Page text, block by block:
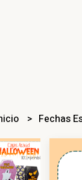
Fechas